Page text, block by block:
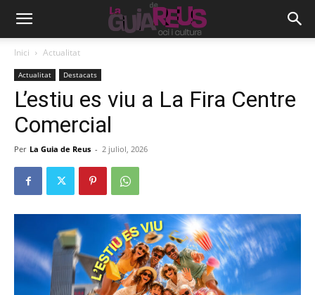
Inici Actualitat
Actualitat Destacats
L’estiu es viu a La Fira Centre
Comercial
Per La Guia de Reus - 2 juliol, 2026